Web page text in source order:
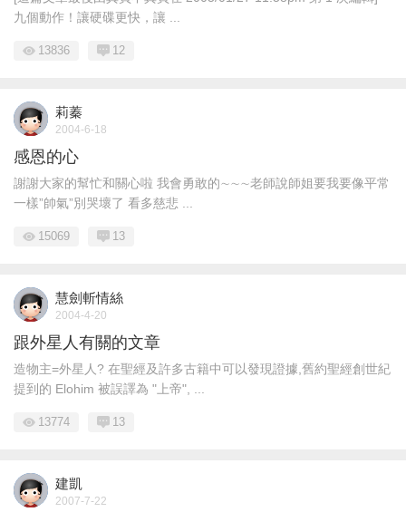
九個動作！讓硬碟更快，讓 ...
13836 12
莉蓁
2004-6-18
感恩的心
謝謝大家的幫忙和關心啦 我會勇敢的∼∼∼老師說師姐要我要像平常
一樣”帥氣”別哭壞了 看多慈悲 ...
15069 13
慧劍斬情絲
2004-4-20
跟外星人有關的文章
造物主=外星人? 在聖經及許多古籍中可以發現證據,舊約聖經創世紀
提到的 Elohim 被誤譯為 "上帝", ...
13774 13
建凱
2007-7-22